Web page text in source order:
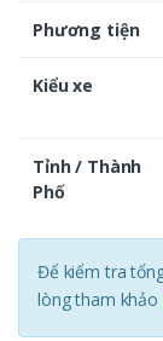
Phương tiện
Kiểu xe
Tỉnh / Thành
Phố
Để kiểm tra
lòng tham khảo